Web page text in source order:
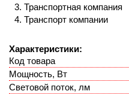
Транспортная компания
Транспорт компании
Характеристики:
Код товара
Мощность, Вт
Световой поток, лм